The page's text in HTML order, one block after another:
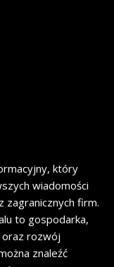
który
wiadomości
zagranicznych firm.
to gospodarka,
rozwój
znaleźć